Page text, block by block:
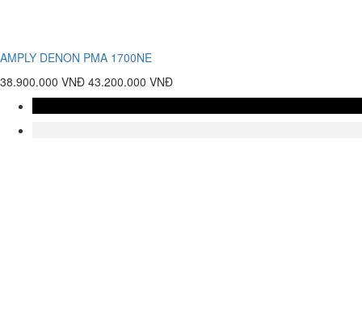
AMPLY DENON PMA 1700NE
38.900.000 VNĐ 43.200.000 VNĐ